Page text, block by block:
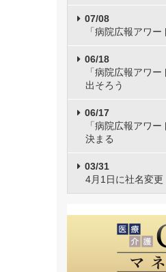
07/08
「病院広報アワ
06/18
「病院広報アワ
出そろう
06/17
「病院広報アワ
決まる
03/31
4月1日に社名変更